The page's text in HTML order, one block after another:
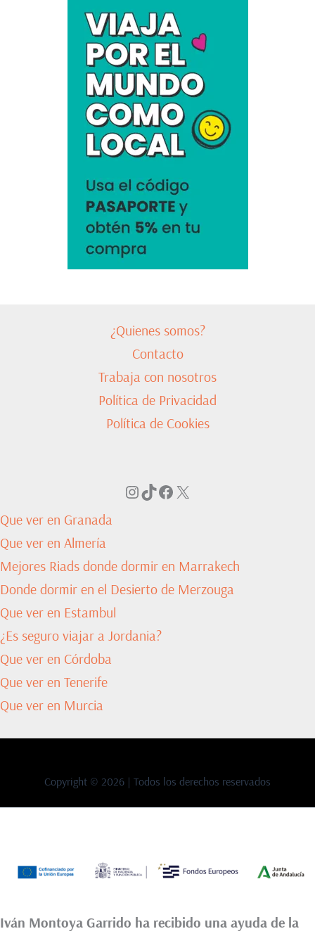
¿Quienes somos?
Contacto
Trabaja con nosotros
Política de Privacidad
Política de Cookies
Instagram
TikTok
Facebook
X
Que ver en Granada
Que ver en Almería
Mejores Riads donde dormir en Marrakech
Donde dormir en el Desierto de Merzouga
Que ver en Estambul
¿Es seguro viajar a Jordania?
Que ver en Córdoba
Que ver en Tenerife
Que ver en Murcia
Copyright © 2026 | Todos los derechos reservados
Iván Montoya Garrido ha recibido una ayuda de la